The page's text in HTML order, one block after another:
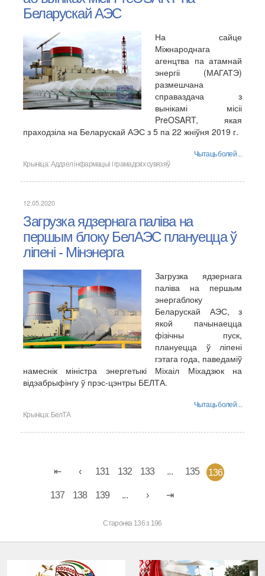
Беларускай АЭС
На сайце
Міжнароднага
агенцтва па атамнай
энергіі (МАГАТЭ)
размешчана
справаздача з
вынікамі місіі
PreOSART, якая
праходзіла на Беларускай АЭС з 5 па 22 жніўня 2019 г.
Чытаць болей ...
Крыніца:Аддзел інфармацыі і грамадскіх сувязяў
12.05.2020
Загрузка ядзернага паліва на
першым блоку БелАЭС плануецца ў
ліпені - Мінэнерга
Загрузка ядзернага
паліва на першым
энергаблоку
Беларускай АЭС, з
якой пачынаецца
фізічны пуск,
плануецца ў ліпені
гэтага года, паведаміў
намеснік міністра энергетыкі Міхаіл Міхадзюк на
відэабрыфінгу ў прэс-цэнтры БЕЛТА.
Чытаць болей ...
Крыніца: БелТА
131 132 133 ... 135 136
137 138 139 ...
Старонка 136 з 196